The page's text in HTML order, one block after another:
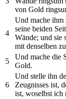
von Gold
4
Und mache ihm
seine beiden
Wände; und sie
mit denselben
5
Und mache die
Gold.
6
Und stelle ihn
Zeugnisses ist,
ist, woselbst ich